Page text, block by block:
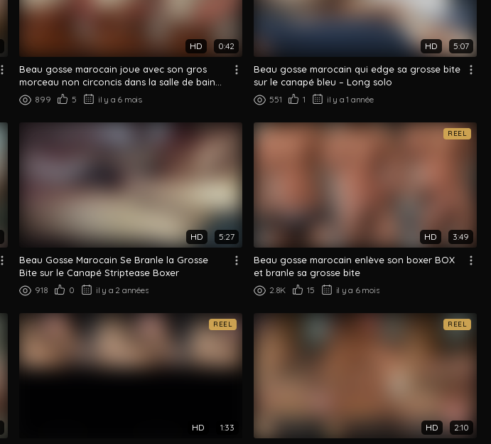
HD 0:42
Beau gosse marocain joue avec son gros
morceau non circoncis dans la salle de bain...
899 5 il y a 6 mois
HD 5:07
Beau gosse marocain qui edge sa grosse bite
sur le canapé bleu – Long solo
551 1 il y a 1 année
HD 5:27
Beau Gosse Marocain Se Branle la Grosse
Bite sur le Canapé Striptease Boxer
918 0 il y a 2 années
REEL
HD 3:49
Beau gosse marocain enlève son boxer BOX
et branle sa grosse bite
2.8K 15 il y a 6 mois
REEL
HD 1:33
REEL
HD 2:10